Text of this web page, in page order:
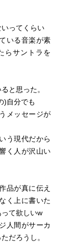
ってくらい
いる音楽が素
らサントラを
と思った。
)自分でも
メッセージが
う現代だから
く人が沢山い
品が真に伝え
く上に書いた
て欲しいw
人間がサーカ
だろうし。